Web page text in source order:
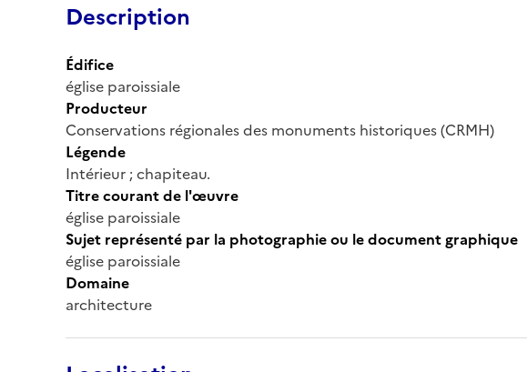
Description
Édifice
église paroissiale
Producteur
Conservations régionales des monuments historiques (CRMH)
Légende
Intérieur ; chapiteau.
Titre courant de l'œuvre
église paroissiale
Sujet représenté par la photographie ou le document graphique
église paroissiale
Domaine
architecture